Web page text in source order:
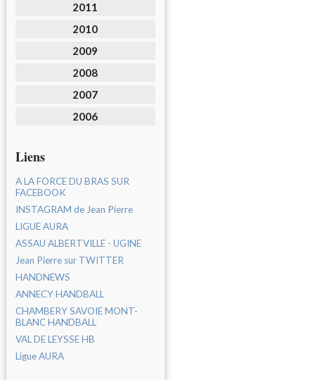
2011
2010
2009
2008
2007
2006
Liens
A LA FORCE DU BRAS SUR
FACEBOOK
INSTAGRAM de Jean Pierre
LIGUE AURA
ASSAU ALBERTVILLE - UGINE
Jean Pierre sur TWITTER
HANDNEWS
ANNECY HANDBALL
CHAMBERY SAVOIE MONT-
BLANC HANDBALL
VAL DE LEYSSE HB
Ligue AURA